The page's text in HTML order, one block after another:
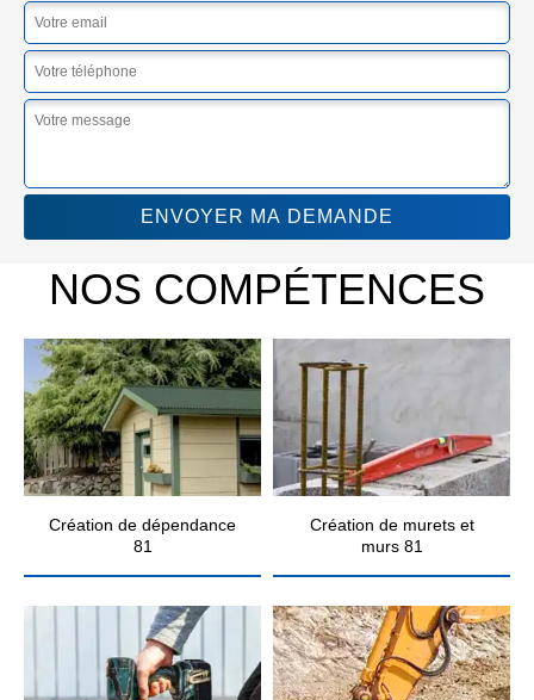
NOS COMPÉTENCES
Création de dépendance
81
Création de murets et
murs 81